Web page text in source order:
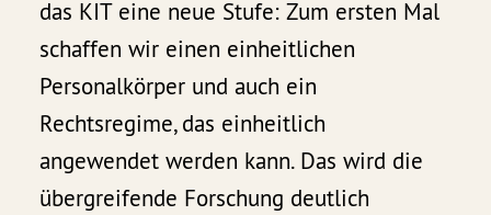
das KIT eine neue Stufe: Zum ersten Mal
schaffen wir einen einheitlichen
Personalkörper und auch ein
Rechtsregime, das einheitlich
angewendet werden kann. Das wird die
übergreifende Forschung deutlich